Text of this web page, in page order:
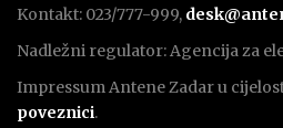
Kontakt: 023/777-999,
Nadležni regulator: Agencija za
Impressum Antene Zadar u
poveznici.